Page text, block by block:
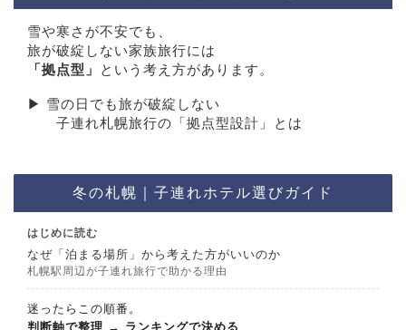
雪や寒さが不安でも、
旅が破綻しない家族旅行には
「拠点型」
という考え方があります。
▶︎ 雪の日でも旅が破綻しない
子連れ札幌旅行の「拠点型設計」とは
冬の札幌｜子連れホテル選びガイド
はじめに読む
なぜ「泊まる場所」から考えた方がいいのか
札幌駅周辺が子連れ旅行で助かる理由
迷ったらこの順番。
判断軸で整理 → ランキングで決める